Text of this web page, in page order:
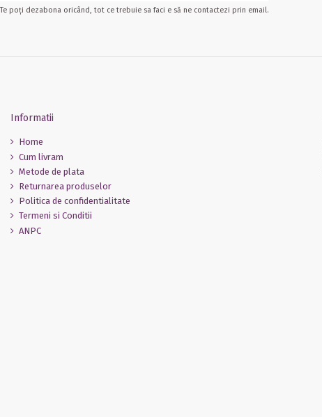
Te poți dezabona oricând, tot ce trebuie sa faci e să ne contactezi prin email.
Informatii
Home
Cum livram
Metode de plata
Returnarea produselor
Politica de confidentialitate
Termeni si Conditii
ANPC